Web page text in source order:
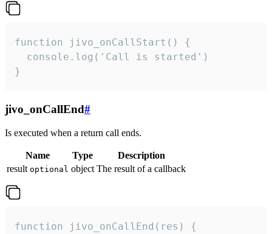
function jivo_onCallStart() {
  console.log('Call is started')
}
jivo_onCallEnd#
Is executed when a return call ends.
Name Type
Description
result optional object The result of a callback
function jivo_onCallEnd(res) {